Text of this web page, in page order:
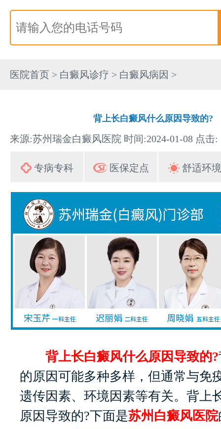
医院首页 > 白癜风诊疗 > 白癜风病因 >
背上长白癜风什么原因导致的?
来源:苏州瑞金白癜风医院 时间:2024-01-08 点击:
专病专科 医保定点 舒适环境
背上长白癜风什么原因导致的?
的原因可能多种多样，但通常与免
遗传因素、环境因素等有关。背上
原因导致的?下面是苏州白癜风医院